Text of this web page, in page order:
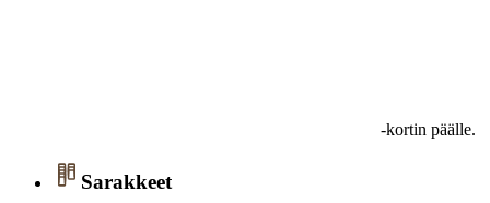
-kortin päälle.
Sarakkeet